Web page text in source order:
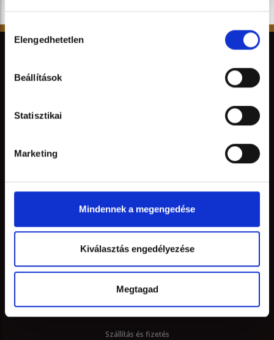
Hozzájárulás
kiválasztása
Elengedhetetlen
Beállítások
Statisztikai
Marketing
Mindennek a megengedése
Kiválasztás engedélyezése
Megtagad
Karrier
Sajtó
Kapcsolat
HASZNOS
Szállítás és fizetés